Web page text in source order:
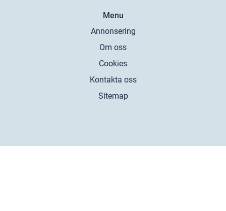
Menu
Annonsering
Om oss
Cookies
Kontakta oss
Sitemap